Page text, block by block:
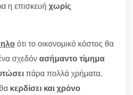
η επισκευή χωρίς
ότι το οικονομικό κόστος θα
σχεδόνασήμαντο τίμημα
πάρα πολλά χρήματα.
κερδίσει και χρόνο